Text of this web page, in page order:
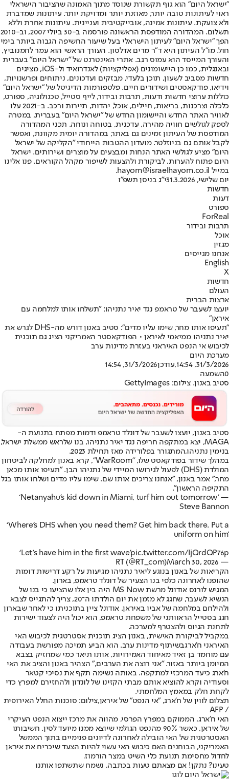
"ישראל היום" הוא גוף תקשורת שנוסד מתוך האמונה שהציבור הישראלי
ראוי לעיתונות טובה יותר, מאוזנת יותר ומדויקת יותר. עיתונות שמדברת
ולא צועקת. עיתונות אמינה, אובייקטיבית ועניינית. עיתונות אחרת וללא
תשלום. המהדורה המודפסת הראשונה פורסמה ב-30 ביולי 2007, וב-2010
הפך "ישראל היום" לעיתון הישראלי בעל שיעור החשיפה הגבוה ביותר בימי
חול. מו"ל העיתון היא ד"ר מרים אדלסון. העורך הראשי הוא עמר לחמנוביץ,
והעורך המייסד הוא עמוס רגב. אתרי האינטרנט של "ישראל היום" בעברית
ובאנגלית, כמו כן היישומונים (אפליקציות) לאנדרואיד ול-iOS, מציגים
חדשות מסביב לשעון, תוכן בלעדי, מבזקים ועדכונים, ניתוחים ופרשנויות,
וידיאו, פודקאסטים ושידורים חיים. פלטפורמות הדיגיטל של "ישראל היום"
כוללות ערוצי חדשות ודעות, תרבות ובידור, לייף סטייל, טכנולוגיה, ספורט,
כלכלה וצרכנות, בריאות, חיילים, אוכל, יהדות, תיירות ורכב. ב-2021 עלו
לאוויר האתר החדש והיישומון החדש של "ישראל היום" בעברית, במטרה
לספק לגולשים חוויה מהירה, עדכנית, בטוחה ונוחה. תכני המהדורה
המודפסת של העיתון זמינים גם באתר, במהדורה יומית מקוונת, ואפשר
לקבל אותם גם בניוזלטר. מועדון ההטבות הייחודי "הקליקה של ישראל
היום" מציע לגולשי האתר הנחות ומבצעים על מוצרים ושירותים. ישראל
היום פתוח להערות, לביקורת ולהצעות לשיפור מקהל הקוראים. פנו אלינו
במייל hayom@israelhayom.co.il.
יום שלישי, 31.3.2026
י"ג בניסן תשפ"ו
חדשות
דעות
ספורט
ForReal
תרבות ובידור
אוכל
מגזין
אנחנו מגייסים
English
X
חדשות
העולם
ארצות הברית
יועצו לשעבר של טראמפ נגד יאיר נתניהו: "תשלחו אותו למלחמה עם
איראן"
"תעיפו אותו מחר, שימו עליו מדים": סטיב באנון דורש מה-DHS לגרש את
יאיר נתניהו ממיאמי לאיראן • הפודקאסטר האמריקני הציג גם תוכנית
לכיבוש אי הנפט האיראני בעזרת מדינות ערב
מערכת היום
31/3/2026, 14:54
,עודכן31/3/2026, 14:54
0השמעה
סטיב באנון. צילום: GettyImages
סטיב באנון, יועצו לשעבר של דונלד טראמפ ודמות מפתח בתנועת ה-
MAGA, יצא במתקפה חריפה נגד יאיר נתניהו, בנו של
ראש ממשלת ישראל,
בנימין נתניהו,המתגורר בפלורידה מאז תחילת 2023.
במהלך שידור בפודקאסט שלו, "WarRoom", קרא באנון למחלקה לביטחון
המולדת (DHS) לפעול לגירושו המיידי של נתניהו הבן. "תעיפו אותו מכאן
מחר," אמר באנון, "אנחנו צריכים אותו שם. שימו עליו מדים ושלחו אותו בגל
התקיפה הראשון".
‘Netanyahu's kid down in Miami, turf him out tomorrow’ —
Steve Bannon
‘Where's DHS when you need them? Get him back there. Put a
uniform on him’
‘Let's have him in the first wave’pic.twitter.com/IjQrdQP76p
— RT (@RT_com)
March 30, 2026
הקריאות של באנון בנוגע ליאיר נתניהו מגיעות על רקע דרישות דומות
שהופנו לאחרונה כלפי בנו הצעיר של דונלד טראמפ, בארון.
המגיש לורנס אודונל מרשת MS Now היה בין אלו שהציעו כי בנו של
הנשיא לשעבר, שחגג לא מזמן את יום הולדתו ה־20, צריך להתגייס לצבא
ולהילחם במלחמה של אביו באיראן. אודונל ציין בתוכניתו כי לאחר שבארון
חגג בסטייל הראוותני של משפחת טראמפ, הוא יכול היה לצעוד ישירות
לתחנת הגיוס ולהצטרף למערכה.
במקביל לביקורת האישית, באנון הציג תוכנית אסטרטגית לכיבוש האי
האיראני ח'ארגבשיתוף מדינות ערב. הוא הביע תמיכה מפורשת בעבודה
עם מוחמד בן זאיד מאיחוד האמירויות, אותו תיאר כמי שמחזיק בצבא
המיומן ביותר באזור. "אני רוצה את הערבים," הצהיר באנון והציב את האי
ח'ארג כיעד המרכזי למתקפה. באותה נשימה תקף את נסיכי קטאר
וסעודיה וקרא להוציא אותם מבתי הקזינו של לונדון ולהחזירם למפרץ כדי
לקחת חלק במאמץ המלחמתי.
תצלום לווין של ח'ארג, "אי הנפט" של איראן,צילום: סוכנות החלל האירופית
/ AFP
האי ח'ארג, הממוקם במפרץ הפרסי, מהווה את מרכז ייצוא הנפט העיקרי
של איראן
, כאשר 90% מהנפט הגולמי שיוצא ממנו מיועד לסין. חשיבותו
האסטרטגית של האי הובילה לאחרונה לדיונים פנימיים בתוך הממשל
האמריקני, הבוחנים האם כיבוש האי עשוי להיות הצעד שיכריח את איראן
לחדול מחסימת תנועת כלי השיט במצר הורמוז.
טעינו? נתקן! אם מצאתם טעות בכתבה, נשמח שתשתפו אותנו